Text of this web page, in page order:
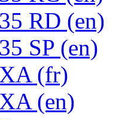
RD (en)
SP (en)
(fr)
(en)